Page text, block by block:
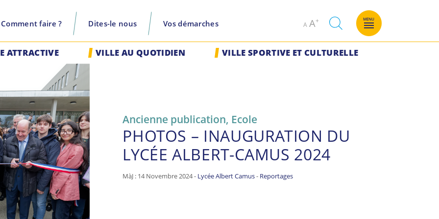
Comment faire ? Dites-le nous Vos démarches A
Decrease
font
AIncrease
size.
recherche
MENU
ATTRACTIVE VILLE AU QUOTIDIEN VILLE SPORTIVE ET CULTURELLE
Ancienne publication, Ecole
PHOTOS – INAUGURATION DU
LYCÉE ALBERT-CAMUS 2024
MàJ : 14 Novembre 2024 - Lycée Albert Camus- Reportages